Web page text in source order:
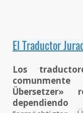
El Traductor
Los
Übersetzer»